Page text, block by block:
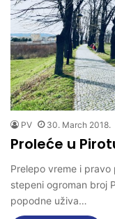
PV 30. March 2018.
Proleće u
Prelepo vreme i
stepeni ogroman broj
popodne uživa…